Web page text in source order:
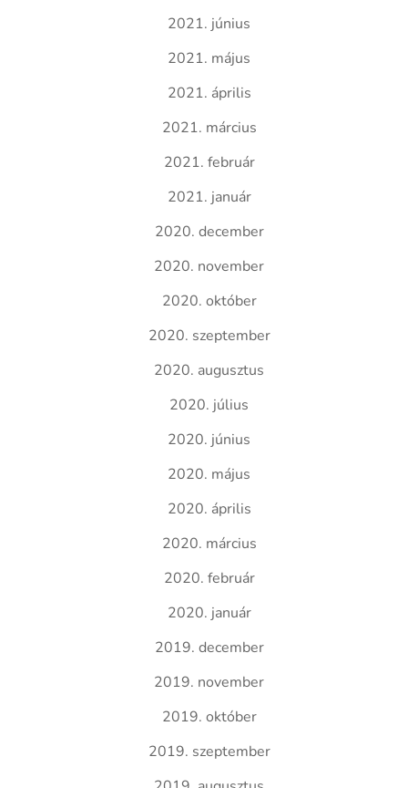
2021. június
2021. május
2021. április
2021. március
2021. február
2021. január
2020. december
2020. november
2020. október
2020. szeptember
2020. augusztus
2020. július
2020. június
2020. május
2020. április
2020. március
2020. február
2020. január
2019. december
2019. november
2019. október
2019. szeptember